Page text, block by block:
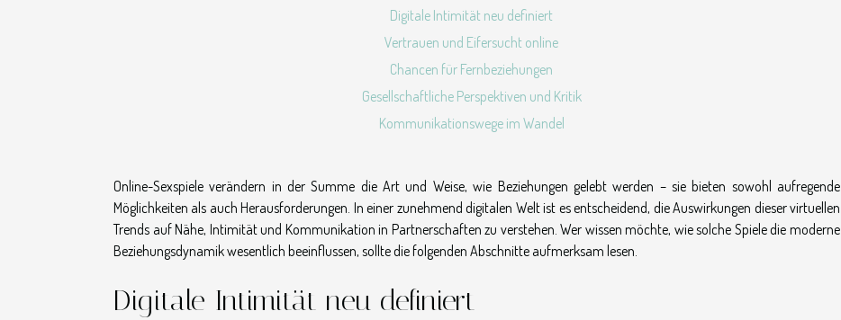
Digitale Intimität neu definiert
Vertrauen und Eifersucht online
Chancen für Fernbeziehungen
Gesellschaftliche Perspektiven und Kritik
Kommunikationswege im Wandel
Online-Sexspiele verändern in der Summe die Art und Weise, wie Beziehungen gelebt werden – sie bieten sowohl aufregende
Möglichkeiten als auch Herausforderungen. In einer zunehmend digitalen Welt ist es entscheidend, die Auswirkungen dieser virtuellen
Trends auf Nähe, Intimität und Kommunikation in Partnerschaften zu verstehen. Wer wissen möchte, wie solche Spiele die moderne
Beziehungsdynamik wesentlich beeinflussen, sollte die folgenden Abschnitte aufmerksam lesen.
Digitale Intimität neu definiert